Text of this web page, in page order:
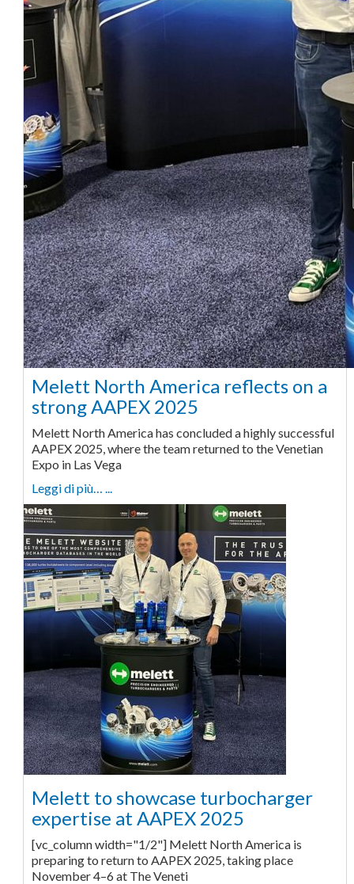
Melett North America reflects on a
strong AAPEX 2025
Melett North America has concluded a highly successful
AAPEX 2025, where the team returned to the Venetian
Expo in Las Vega
Leggi di più… ...
Melett to showcase turbocharger
expertise at AAPEX 2025
[vc_column width="1/2"] Melett North America is
preparing to return to AAPEX 2025, taking place
November 4–6 at The Veneti